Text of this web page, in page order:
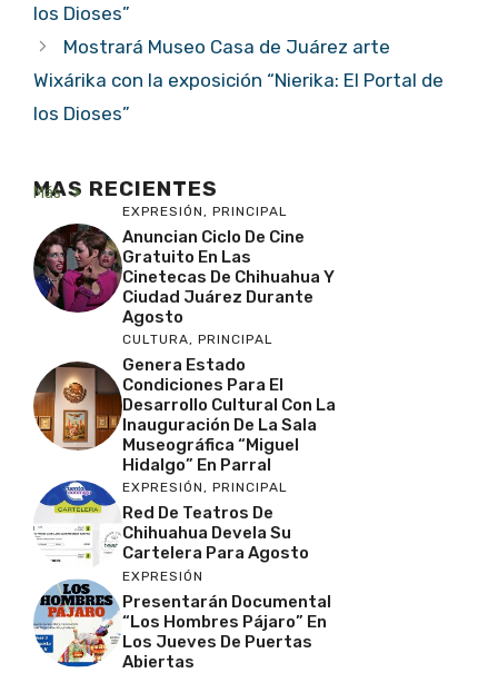
los Dioses”
Mostrará Museo Casa de Juárez arte
Wixárika con la exposición “Nierika: El Portal de
los Dioses”
MAS RECIENTES
Más
EXPRESIÓN , PRINCIPAL
Anuncian Ciclo De Cine
Gratuito En Las
Cinetecas De Chihuahua Y
Ciudad Juárez Durante
Agosto
CULTURA, PRINCIPAL
Genera Estado
Condiciones Para El
Desarrollo Cultural Con La
Inauguración De La Sala
Museográfica “Miguel
Hidalgo” En Parral
EXPRESIÓN, PRINCIPAL
Red De Teatros De
Chihuahua Devela Su
Cartelera Para Agosto
EXPRESIÓN
Presentarán Documental
“Los Hombres Pájaro” En
Los Jueves De Puertas
Abiertas